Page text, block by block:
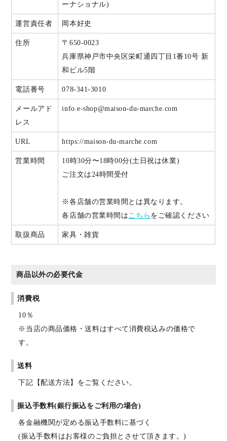
ーナショナル)
運営責任者 岡本好史
住所
〒650-0023
兵庫県神戸市中央区栄町通四丁目1番10号 新
和ビル5階
電話番号 078-341-3010
メールアド
レス
info.e-shop@maison-du-marche.com
URL https://maison-du-marche.com
営業時間
10時30分〜18時00分(土日祝は休業)
ご注文は24時間受付
※各店舗の営業時間とは異なります。
各店舗の営業時間はこちら をご確認ください
取扱商品 家具・雑貨
商品以外の必要代金
消費税
10％
※当店の商品価格・送料はすべて消費税込みの価格で
す。
送料
下記【配送方法】をご覧ください。
振込手数料(銀行振込をご利用の場合)
各金融機関が定める振込手数料に基づく
(振込手数料はお客様のご負担とさせて頂きます。)